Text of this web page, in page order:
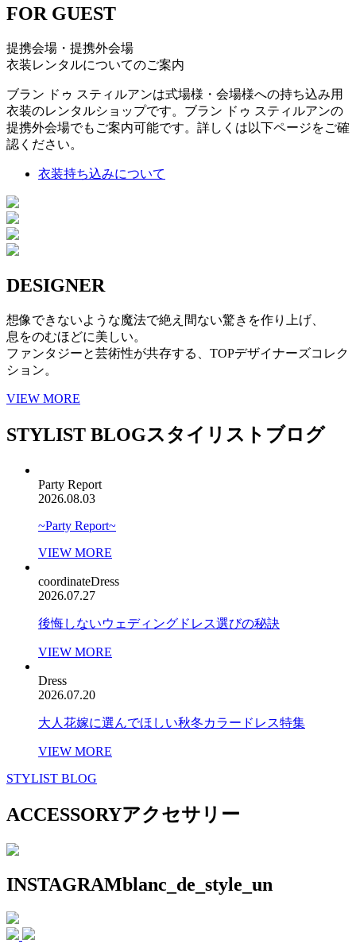
FOR GUEST
提携会場・提携外会場
衣装レンタルについてのご案内
ブラン ドゥ スティルアンは式場様・会場様への持ち込み用
衣装のレンタルショップです。ブラン ドゥ スティルアンの
提携外会場でもご案内可能です。詳しくは以下ページをご確
認ください。
衣装持ち込みについて
DESIGNER
想像できないような魔法で絶え間ない驚きを作り上げ、
息をのむほどに美しい。
ファンタジーと芸術性が共存する、TOPデザイナーズコレク
ション。
VIEW MORE
STYLIST BLOGスタイリストブログ
Party Report
2026.08.03
~Party Report~
VIEW MORE
coordinateDress
2026.07.27
後悔しないウェディングドレス選びの秘訣
VIEW MORE
Dress
2026.07.20
大人花嫁に選んでほしい秋冬カラードレス特集
VIEW MORE
STYLIST BLOG
ACCESSORYアクセサリー
INSTAGRAMblanc_de_style_un